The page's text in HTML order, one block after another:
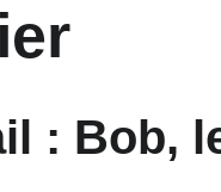
: Bob,